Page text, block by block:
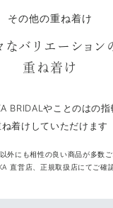
その他の重ね着け
なバリエーション
重ね着け
BRIDALやことのはの指
ね着けしていただけます
外にも相性の良い商品が多数ご
直営店、正規取扱店にてご確